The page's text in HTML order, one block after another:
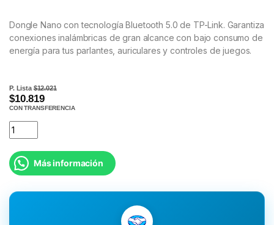
Dongle Nano con tecnología Bluetooth 5.0 de TP-Link. Garantiza
conexiones inalámbricas de gran alcance con bajo consumo de
energía para tus parlantes, auriculares y controles de juegos.
P. Lista$12.021
$10.819
CON TRANSFERENCIA
Más información